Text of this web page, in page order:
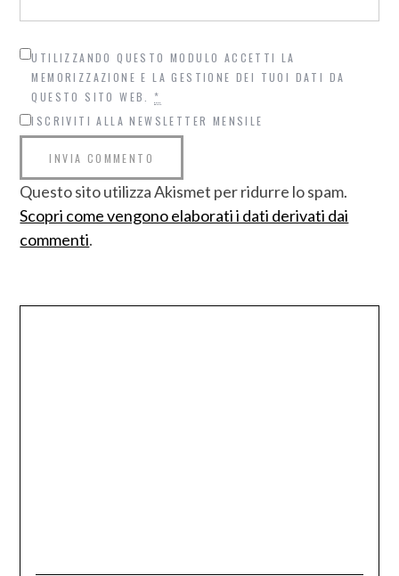
UTILIZZANDO QUESTO MODULO ACCETTI LA
MEMORIZZAZIONE E LA GESTIONE DEI TUOI DATI DA
QUESTO SITO WEB.*
ISCRIVITI ALLA NEWSLETTER MENSILE
Questo sito utilizza Akismet per ridurre lo spam.
Scopri come vengono elaborati i dati derivati dai
commenti.